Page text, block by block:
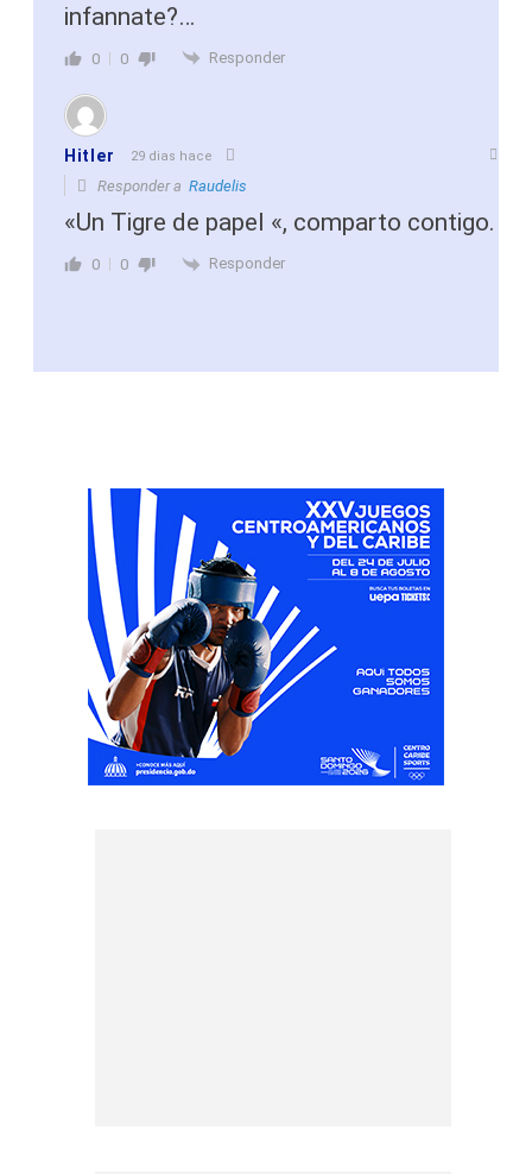
infannate?…
0 0 Responder
Hitler 29 dias hace
Responder a Raudelis
«Un Tigre de papel «, comparto contigo.
0 0 Responder